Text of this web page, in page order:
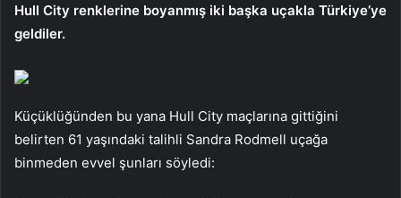
Hull City renklerine boyanmış iki başka uçakla Türkiye’ye
geldiler.
Küçüklüğünden bu yana Hull City maçlarına gittiğini
belirten 61 yaşındaki talihli Sandra Rodmell uçağa
binmeden evvel şunları söyledi: